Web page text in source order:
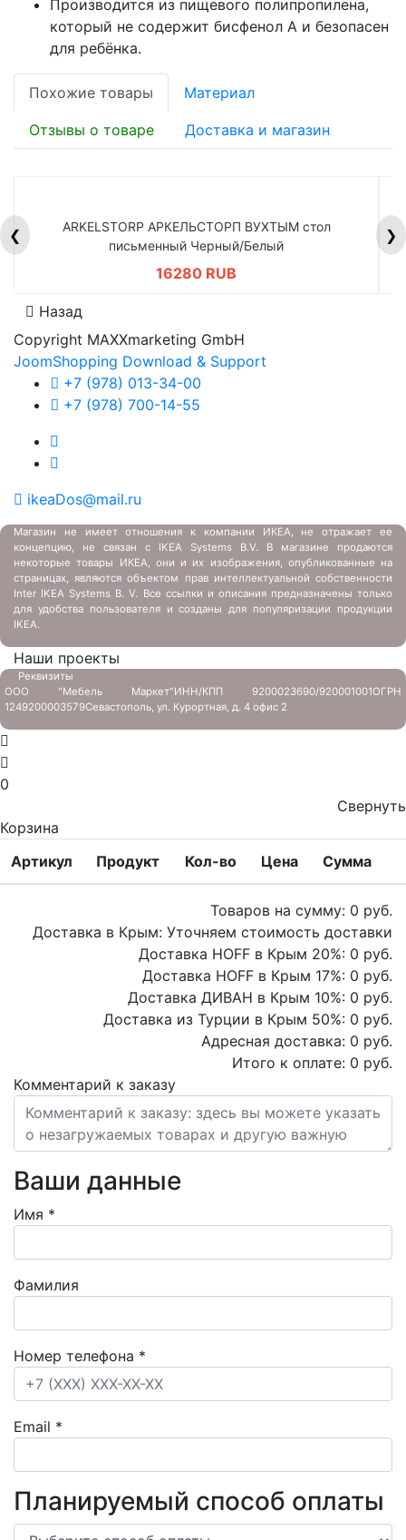
Производится из пищевого полипропилена,
который не содержит бисфенол А и безопасен
для ребёнка.
Похожие товары Материал
Отзывы о товаре Доставка и магазин
❮
ARKELSTORP АРКЕЛЬСТОРП ВУХТЫМ стол
письменный Черный/Белый
16280 RUB
❯
Назад
Copyright MAXXmarketing GmbH
JoomShopping Download & Support
+7 (978) 013-34-00
+7 (978) 700-14-55
ikeaDos@mail.ru
Магазин не имеет отношения к компании ИКЕА, не отражает ее
концепцию, не связан с IKEA Systems B.V. В магазине продаются
некоторые товары ИКЕА, они и их изображения, опубликованные на
страницах, являются объектом прав интеллектуальной собственности
Inter IKEA Systems B. V. Все ссылки и описания предназначены только
для удобства пользователя и созданы для популяризации продукции
IKEA.
Наши проекты
Реквизиты
ООО "Мебель Маркет"ИНН/КПП 9200023690/920001001ОГРН
1249200003579Севастополь, ул. Курортная, д. 4 офис 2
0
Свернуть
Корзина
Артикул
Продукт Кол-во Цена Сумма
Товаров на сумму: 0 руб.
Доставка в Крым: Уточняем стоимость доставки
Доставка HOFF в Крым 20%: 0 руб.
Доставка HOFF в Крым 17%: 0 руб.
Доставка ДИВАН в Крым 10%: 0 руб.
Доставка из Турции в Крым 50%: 0 руб.
Адресная доставка: 0 руб.
Итого к оплате: 0 руб.
Комментарий к заказу
Ваши данные
Имя *
Фамилия
Номер телефона *
Email *
Планируемый способ оплаты